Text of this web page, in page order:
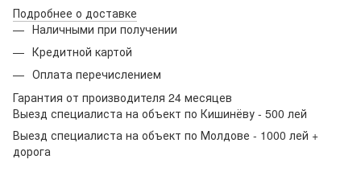
Подробнее о доставке
Наличными при получении
Кредитной картой
Оплата перечислением
Гарантия от производителя 24 месяцев
Выезд специалиста на объект по Кишинёву - 500 лей
Выезд специалиста на объект по Молдове - 1000 лей +
дорога